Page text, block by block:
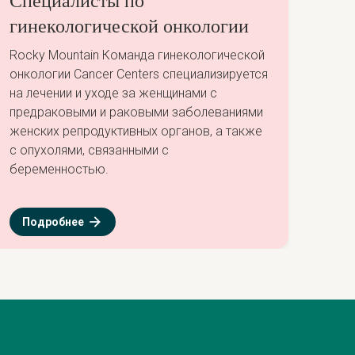
гинекологической онкологии
Rocky Mountain Команда гинекологической
онкологии Cancer Centers специализируется
на лечении и уходе за женщинами с
предраковыми и раковыми заболеваниями
женских репродуктивных органов, а также
с опухолями, связанными с
беременностью.
Подробнее